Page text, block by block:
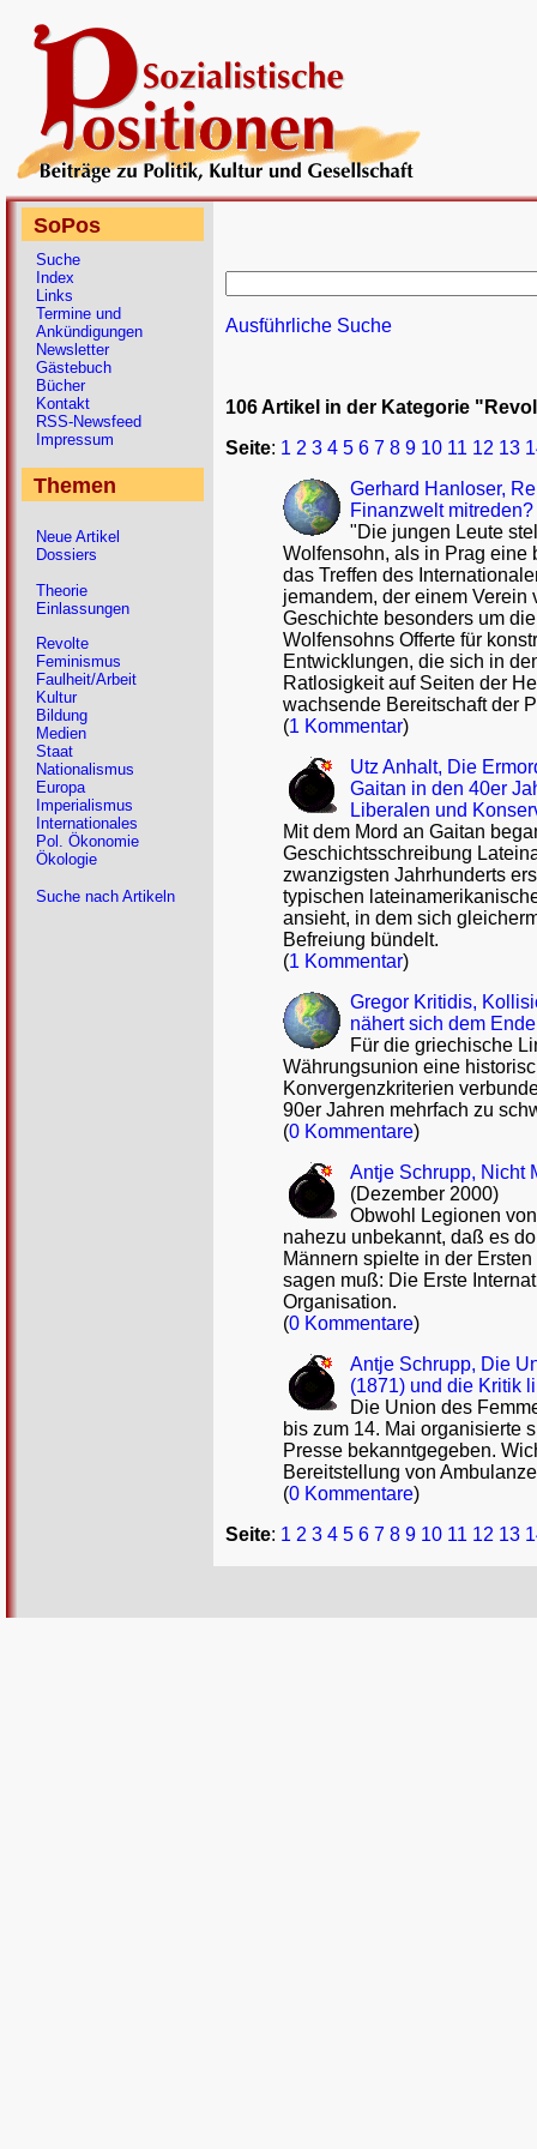
Ausführliche Suche
106 Artikel in der Kategorie
Seite: 1 2 3 4 5 6 7 8 9 10 11 12 13
Gerhard Hanloser,
Finanzwelt mitreden?
"Die jungen Leute
Wolfensohn, als in Prag eine
das Treffen des
jemandem, der einem
Geschichte besonders um
Wolfensohns Offerte für
Entwicklungen, die sich in
Ratlosigkeit auf Seiten der
wachsende Bereitschaft der
(1 Kommentar)
Utz Anhalt, Die
Gaitan in den 40er
Liberalen und
Mit dem Mord an Gaitan
Geschichtsschreibung
zwanzigsten Jahrhunderts
typischen
ansieht, in dem sich
Befreiung bündelt.
(1 Kommentar)
Gregor Kritidis,
nähert sich dem Ende
Für die griechische
Währungsunion eine
Konvergenzkriterien
90er Jahren mehrfach zu
(0 Kommentare)
Antje Schrupp, Nicht
(Dezember 2000)
Obwohl Legionen
nahezu unbekannt, daß es
Männern spielte in der
sagen muß: Die Erste
Organisation.
(0 Kommentare)
Antje Schrupp, Die
(1871) und die Kritik
Die Union des
bis zum 14. Mai organisierte
Presse bekanntgegeben.
Bereitstellung von
(0 Kommentare)
Seite: 1 2 3 4 5 6 7 8 9 10 11 12 13
SoPos
Suche
Index
Links
Termine und
Ankündigungen
Newsletter
Gästebuch
Bücher
Kontakt
RSS-Newsfeed
Impressum
Themen
Neue Artikel
Dossiers
Theorie
Einlassungen
Revolte
Feminismus
Faulheit/Arbeit
Kultur
Bildung
Medien
Staat
Nationalismus
Europa
Imperialismus
Internationales
Pol. Ökonomie
Ökologie
Suche nach Artikeln